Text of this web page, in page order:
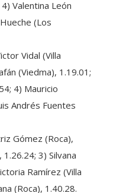
(Los
Vidal (Villa
(Viedma), 1.19.01;
4) Mauricio
Andrés Fuentes
Gómez (Roca),
3) Silvana
Ramírez (Villa
(Roca), 1.40.28.